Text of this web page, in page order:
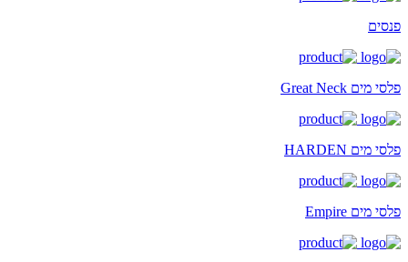
פנסים
פלסי מים Great Neck
פלסי מים HARDEN
פלסי מים Empire